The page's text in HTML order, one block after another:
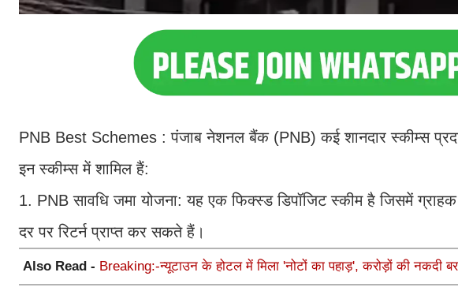
PNB Best Schemes : पंजाब नेशनल बैंक (PNB) कई शानदार स्कीम्स
इन स्कीम्स में शामिल हैं:
1. PNB सावधि जमा योजना: यह एक फिक्स्ड डिपॉजिट स्कीम है जिसमें
दर पर रिटर्न प्राप्त कर सकते हैं।
Also Read - Breaking:-न्यूटाउन के होटल में मिला 'नोटों का पहाड़', करोड़ों की नकदी